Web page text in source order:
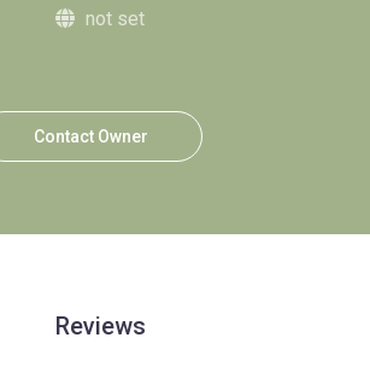
not set
Contact Owner
Reviews